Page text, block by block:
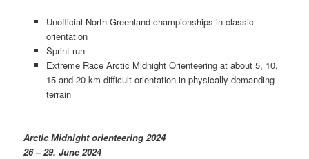
Unofficial North Greenland championships in classic
orientation
Sprint run
Extreme Race Arctic Midnight Orienteering at about 5, 10,
15 and 20 km difficult orientation in physically demanding
terrain
Arctic Midnight orienteering 2024
26 – 29. June 2024